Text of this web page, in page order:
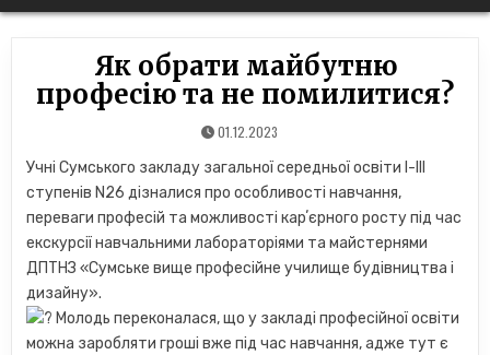
Як обрати майбутню
професію та не помилитися?
01.12.2023
Учні Сумського закладу загальної середньої освіти І-ІІІ
ступенів N26 дізналися про особливості навчання,
переваги професій та можливості карʼєрного росту під час
екскурсії навчальними лабораторіями та майстернями
ДПТНЗ «Сумське вище професійне училище будівництва і
дизайну».
Молодь переконалася, що у закладі професійної освіти
можна заробляти гроші вже під час навчання, адже тут є